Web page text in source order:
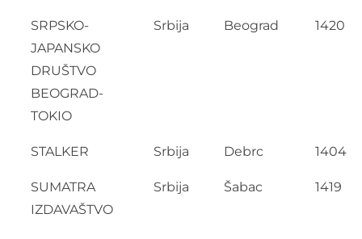
SRPSKO-
JAPANSKO
DRUŠTVO
BEOGRAD-
TOKIO
Srbija Beograd 1420
STALKER Srbija Debrc 1404
SUMATRA
IZDAVAŠTVO
Srbija Šabac 1419